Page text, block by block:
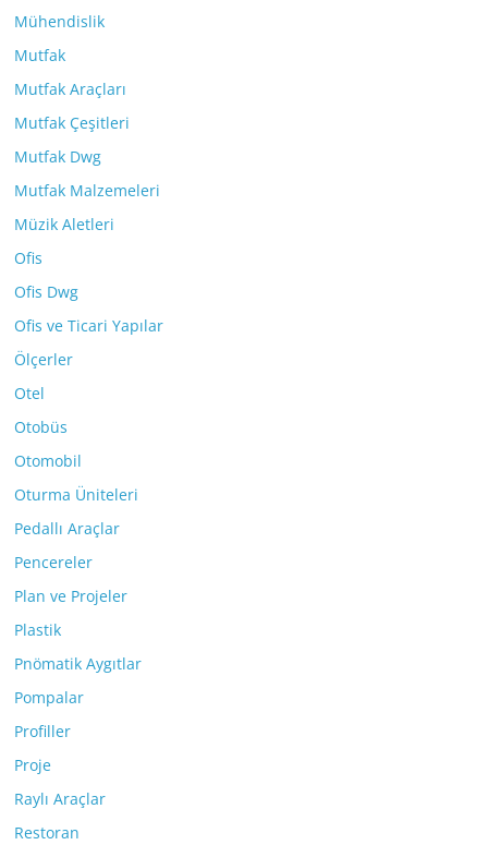
Mühendislik
Mutfak
Mutfak Araçları
Mutfak Çeşitleri
Mutfak Dwg
Mutfak Malzemeleri
Müzik Aletleri
Ofis
Ofis Dwg
Ofis ve Ticari Yapılar
Ölçerler
Otel
Otobüs
Otomobil
Oturma Üniteleri
Pedallı Araçlar
Pencereler
Plan ve Projeler
Plastik
Pnömatik Aygıtlar
Pompalar
Profiller
Proje
Raylı Araçlar
Restoran